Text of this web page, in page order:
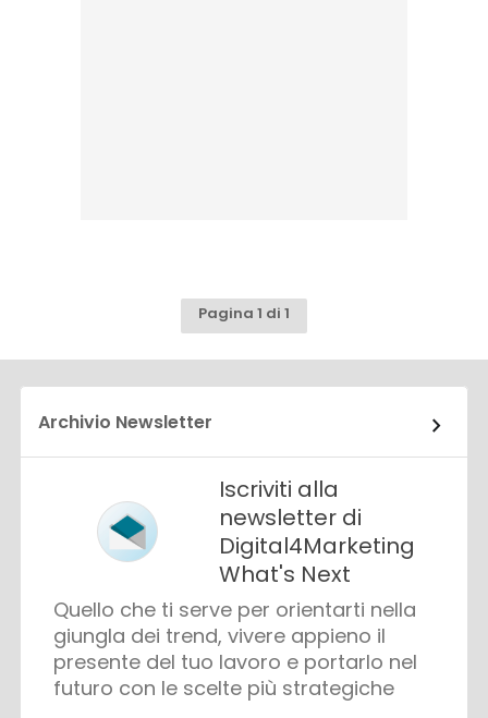
Pagina 1 di 1
Archivio Newsletter
Iscriviti alla
newsletter di
Digital4Marketing
What's Next
Quello che ti serve per orientarti nella
giungla dei trend, vivere appieno il
presente del tuo lavoro e portarlo nel
futuro con le scelte più strategiche